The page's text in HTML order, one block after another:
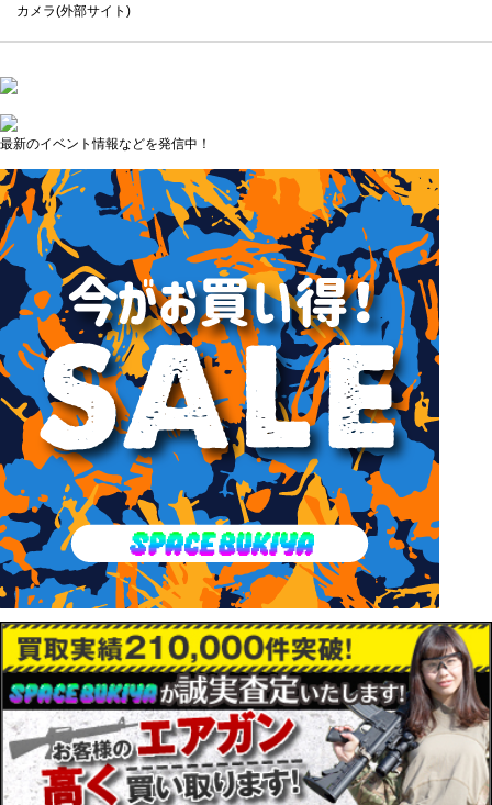
カメラ(外部サイト)
最新のイベント情報などを発信中！